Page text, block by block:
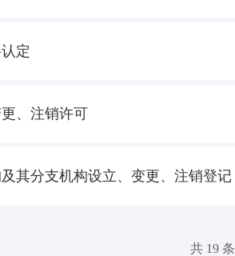
定
、注销许可
其分支机构设立、变更、注销登记
共 19 条